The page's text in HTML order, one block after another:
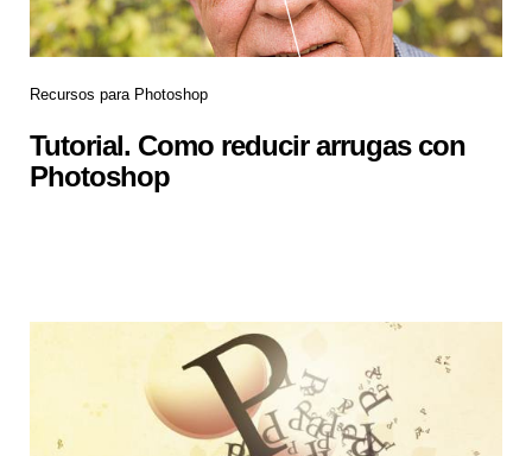
Recursos para Photoshop
Tutorial. Como reducir arrugas con
Photoshop